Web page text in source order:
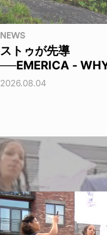
NEWS
ストゥが先導
──EMERICA -
2026.08.04